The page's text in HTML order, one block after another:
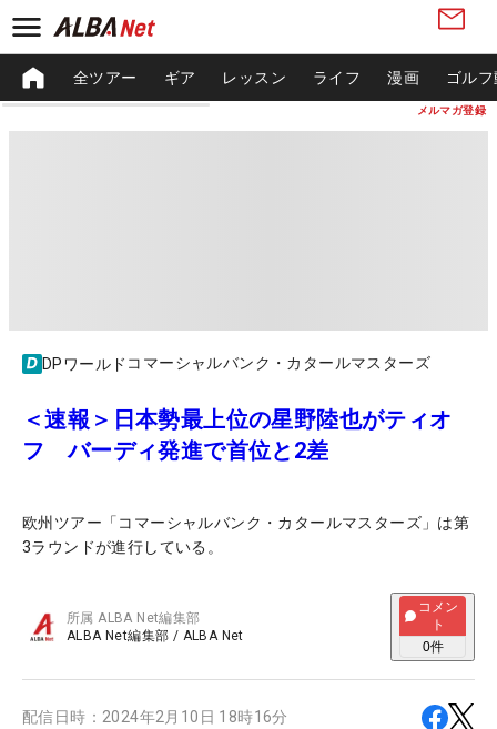
メルマガ登録
全ツアー ギア レッスン ライフ 漫画 ゴル
DPワールド コマーシャルバンク・カタールマスターズ
＜速報＞日本勢最上位の星野陸也がティオ
フ バーディ発進で首位と2差
欧州ツアー「コマーシャルバンク・カタールマスターズ」は第
3ラウンドが進行している。
所属ALBA Net編集部
ALBA Net編集部 / ALBA Net
コメン
ト
0件
配信日時： 2024年2月10日 18時16分